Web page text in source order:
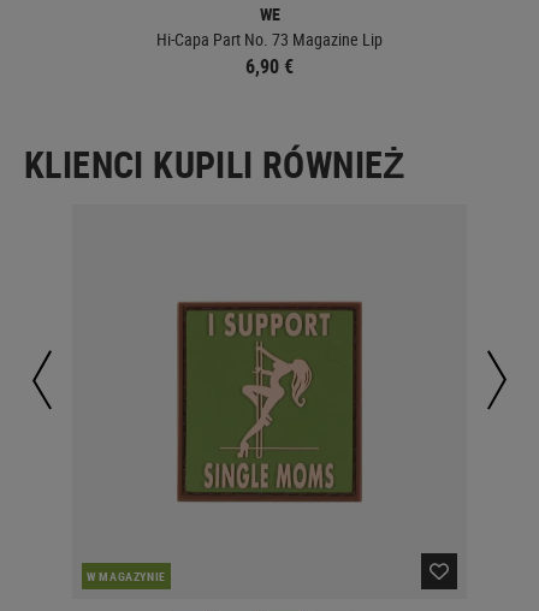
WE
Hi-Capa Part No. 73 Magazine Lip
6,90 €
KLIENCI KUPILI RÓWNIEŻ
W MAGAZYNIE